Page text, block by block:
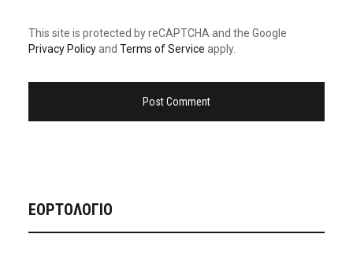
This site is protected by reCAPTCHA and the Google
Privacy Policyand Terms of Service apply.
ΕΟΡΤΟΛΟΓΙΟ